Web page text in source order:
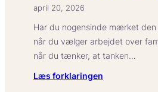
april 20, 2026
Har du nogensinde mærket
når du vælger arbejdet over
når du tænker, at tanken…
Læs forklaringen